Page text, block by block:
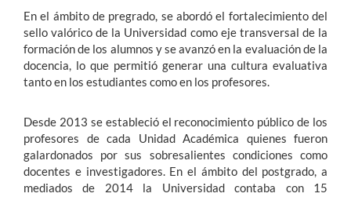
En el ámbito de pregrado, se abordó el fortalecimiento del
sello valórico de la Universidad como eje transversal de la
formación de los alumnos y se avanzó en la evaluación de la
docencia, lo que permitió generar una cultura evaluativa
tanto en los estudiantes como en los profesores.
Desde 2013 se estableció el reconocimiento público de los
profesores de cada Unidad Académica quienes fueron
galardonados por sus sobresalientes condiciones como
docentes e investigadores. En el ámbito del postgrado, a
mediados de 2014 la Universidad contaba con 15